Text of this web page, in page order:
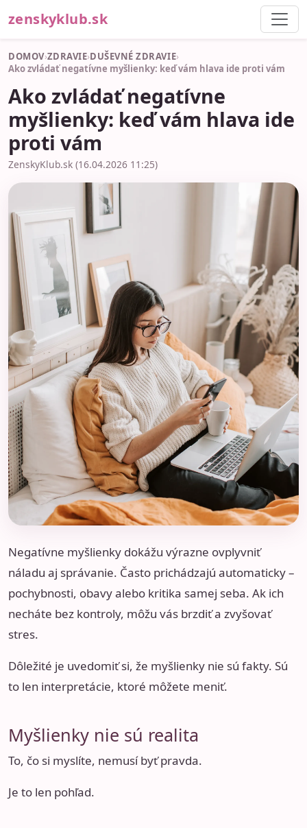
zenskyklub.sk
DOMOV›ZDRAVIE›DUŠEVNÉ ZDRAVIE›
Ako zvládať negatívne myšlienky: keď vám hlava ide proti vám
Ako zvládať negatívne
myšlienky: keď vám hlava ide
proti vám
ZenskyKlub.sk (16.04.2026 11:25)
Negatívne myšlienky dokážu výrazne ovplyvniť
náladu aj správanie. Často prichádzajú automaticky –
pochybnosti, obavy alebo kritika samej seba. Ak ich
necháte bez kontroly, môžu vás brzdiť a zvyšovať
stres.
Dôležité je uvedomiť si, že myšlienky nie sú fakty. Sú
to len interpretácie, ktoré môžete meniť.
Myšlienky nie sú realita
To, čo si myslíte, nemusí byť pravda.
Je to len pohľad.